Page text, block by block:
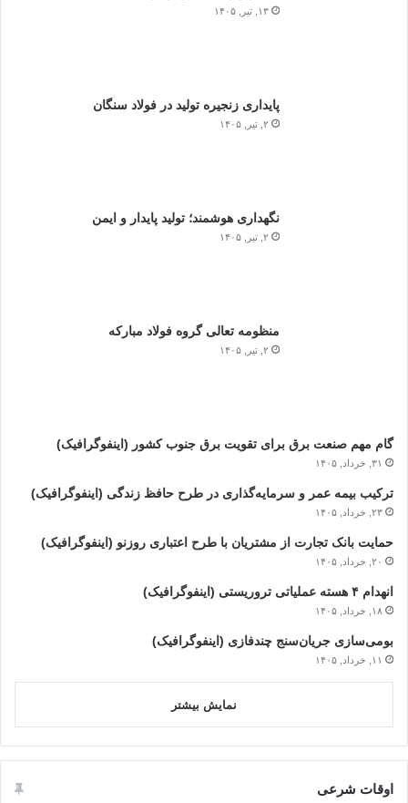
۱۳, تیر, ۱۴۰۵
پایداری زنجیره تولید در فولاد سنگان
۲, تیر, ۱۴۰۵
نگهداری هوشمند؛ تولید پایدار و ایمن
۲, تیر, ۱۴۰۵
منظومه تعالی گروه فولاد مبارکه
۲, تیر, ۱۴۰۵
گام مهم صنعت برق برای تقویت برق جنوب کشور (اینفوگرافیک)
۳۱, خرداد, ۱۴۰۵
ترکیب بیمه عمر و سرمایه‌گذاری در طرح حافظ زندگی (اینفوگرافیک)
۲۳, خرداد, ۱۴۰۵
حمایت بانک تجارت از مشتریان با طرح اعتباری روزنو (اینفوگرافیک)
۲۰, خرداد, ۱۴۰۵
انهدام ۴ هسته عملیاتی تروریستی (اینفوگرافیک)
۱۸, خرداد, ۱۴۰۵
بومی‌سازی جریان‌سنج چندفازی (اینفوگرافیک)
۱۱, خرداد, ۱۴۰۵
نمایش بیشتر
اوقات شرعی